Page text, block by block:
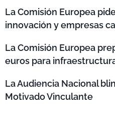
La Comisión Europea
innovación y empresas
La Comisión Europea
euros para
La Audiencia Nacional
Motivado Vinculante